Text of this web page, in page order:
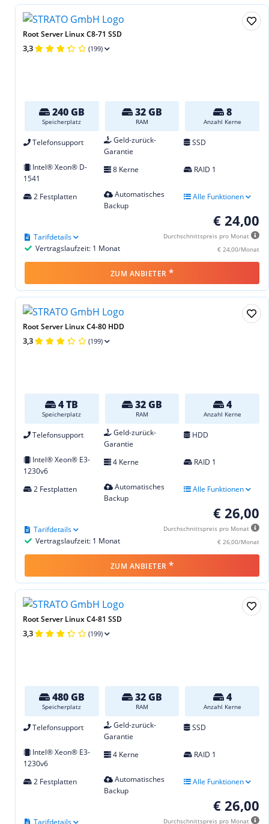
Root Server Linux C8-71 SSD
3,3 (199)
240 GB
Speicherplatz
32 GB
RAM
8
Anzahl Kerne
Telefonsupport
Geld-zurück-
Garantie
SSD
Intel® Xeon® D-
1541
8 Kerne RAID 1
2 Festplatten
Automatisches
Backup
Alle Funktionen
€ 24,00
Durchschnittspreis pro Monat
€ 24,00/Monat
Vertragslaufzeit: 1 Monat
Tarifdetails
ZUM ANBIETER *
Root Server Linux C4-80 HDD
3,3 (199)
4 TB
Speicherplatz
32 GB
RAM
4
Anzahl Kerne
Telefonsupport
Geld-zurück-
Garantie
HDD
Intel® Xeon® E3-
1230v6
4 Kerne RAID 1
2 Festplatten
Automatisches
Backup
Alle Funktionen
€ 26,00
Durchschnittspreis pro Monat
€ 26,00/Monat
Vertragslaufzeit: 1 Monat
Tarifdetails
ZUM ANBIETER *
Root Server Linux C4-81 SSD
3,3 (199)
480 GB
Speicherplatz
32 GB
RAM
4
Anzahl Kerne
Telefonsupport
Geld-zurück-
Garantie
SSD
Intel® Xeon® E3-
1230v6
4 Kerne RAID 1
2 Festplatten
Automatisches
Backup
Alle Funktionen
€ 26,00
Durchschnittspreis pro Monat